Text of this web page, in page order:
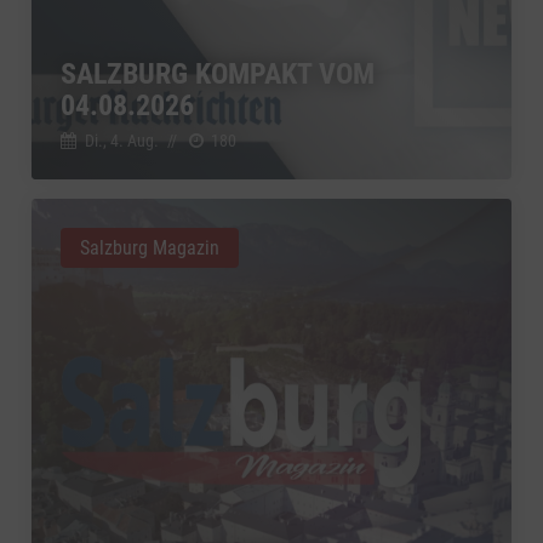
SALZBURG KOMPAKT VOM
04.08.2026
Di., 4. Aug. // 180
Salzburg Magazin